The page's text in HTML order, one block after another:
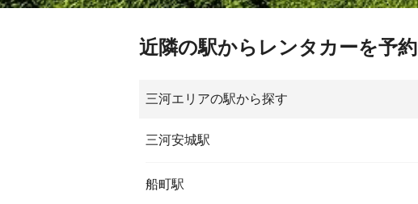
近隣の駅からレンタカーを予約
三河エリアの駅から探す
三河安城駅
船町駅